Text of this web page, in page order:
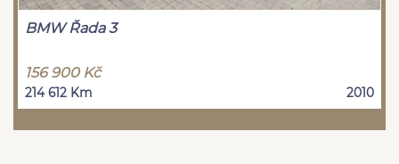
BMW Řada 3
156 900 Kč
214 612 Km 2010